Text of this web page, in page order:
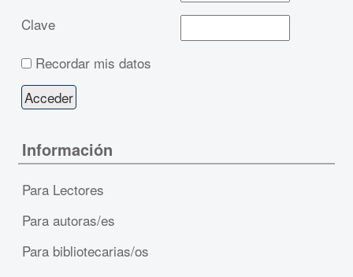
Clave
Recordar mis datos
Información
Para Lectores
Para autoras/es
Para bibliotecarias/os